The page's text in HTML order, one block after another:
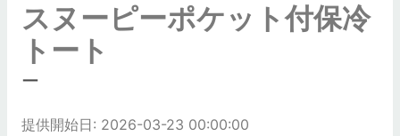
スヌーピーポケット付保冷
トート
ー
提供開始日: 2026-03-23 00:00:00